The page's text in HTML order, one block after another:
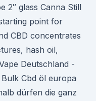
2″ glass Canna Still
point for
CBD concentrates
hash oil,
Deutschland -
Cbd öl europa
dürfen die ganz